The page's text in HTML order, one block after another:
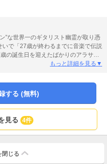
”な世界一のギタリスト幽霊が取り憑
で「27歳が終わるまでに音楽で伝説
の誕生日を迎えたばかりのアラサー
もっと詳細を見る▼
する (無料)
見る 4件
閉じる